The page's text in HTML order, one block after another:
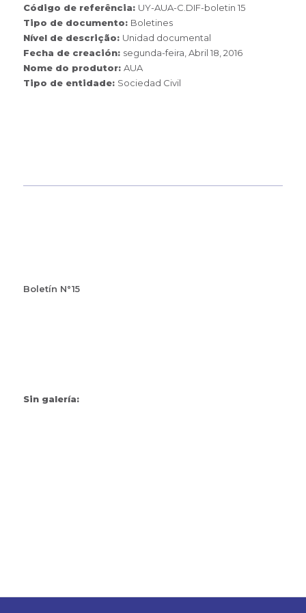
Código de referência: UY-AUA-C.DIF-boletin 15
Tipo de documento: Boletines
Nível de descrição: Unidad documental
Fecha de creación: segunda-feira, Abril 18, 2016
Nome do produtor:AUA
Tipo de entidade: Sociedad Civil
Boletín N°15
Sin galería: